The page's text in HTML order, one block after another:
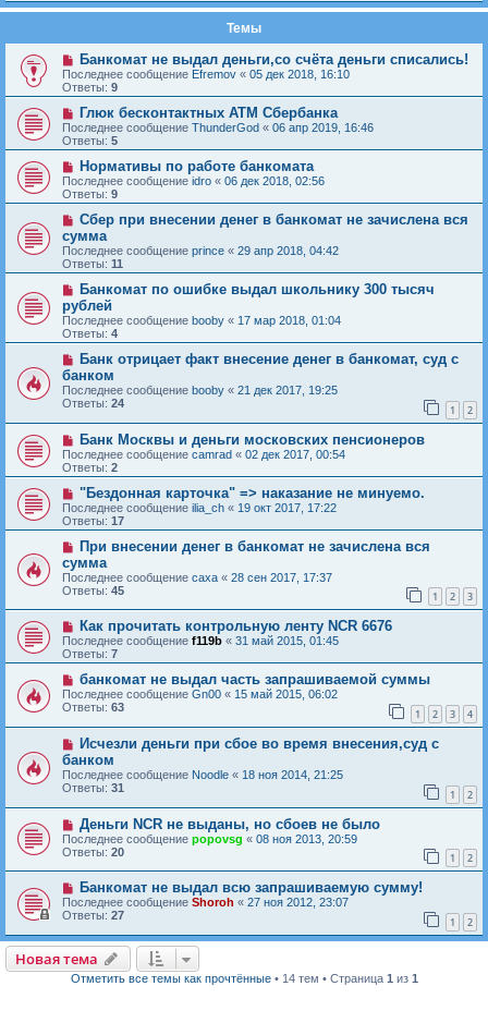
Темы
Банкомат не выдал деньги,со счёта деньги списались!
Последнее сообщение Efremov « 05 дек 2018, 16:10
Ответы: 9
Глюк бесконтактных АТМ Сбербанка
Последнее сообщение ThunderGod « 06 апр 2019, 16:46
Ответы: 5
Нормативы по работе банкомата
Последнее сообщение idro « 06 дек 2018, 02:56
Ответы: 9
Сбер при внесении денег в банкомат не зачислена вся
сумма
Последнее сообщение prince « 29 апр 2018, 04:42
Ответы: 11
Банкомат по ошибке выдал школьнику 300 тысяч
рублей
Последнее сообщение booby « 17 мар 2018, 01:04
Ответы: 4
Банк отрицает факт внесение денег в банкомат, суд с
банком
Последнее сообщение booby « 21 дек 2017, 19:25
Ответы: 24 1 2
Банк Москвы и деньги московских пенсионеров
Последнее сообщение camrad « 02 дек 2017, 00:54
Ответы: 2
"Бездонная карточка" => наказание не минуемо.
Последнее сообщение ilia_ch « 19 окт 2017, 17:22
Ответы: 17
При внесении денег в банкомат не зачислена вся
сумма
Последнее сообщение caxa « 28 сен 2017, 17:37
Ответы: 45 1 2 3
Как прочитать контрольную ленту NCR 6676
Последнее сообщение f119b « 31 май 2015, 01:45
Ответы: 7
банкомат не выдал часть запрашиваемой суммы
Последнее сообщение Gn00 « 15 май 2015, 06:02
Ответы: 63 1 2 3 4
Исчезли деньги при сбое во время внесения,суд с
банком
Последнее сообщение Noodle « 18 ноя 2014, 21:25
Ответы: 31 1 2
Деньги NCR не выданы, но сбоев не было
Последнее сообщение popovsg « 08 ноя 2013, 20:59
Ответы: 20 1 2
Банкомат не выдал всю запрашиваемую сумму!
Последнее сообщение Shoroh « 27 ноя 2012, 23:07
Ответы: 27 1 2
Новая тема
Новаятема
Отметить все темы как прочтённые• 14 тем • Страница 1 из 1